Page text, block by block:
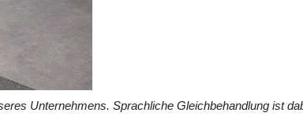
Unternehmens. Sprachliche Gleichbehandlung ist